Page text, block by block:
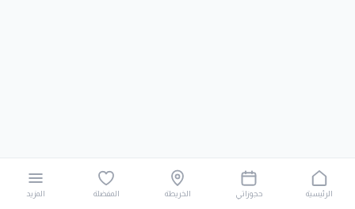
الرئيسية حجوزاتي الخريطة المفضلة المزيد